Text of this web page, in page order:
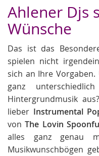
Ahlener Djs
Wünsche
Das ist das
spielen nicht
sich an Ihre
ganz
Hintergrundmusik
lieber Instrumental
vonThe Lovin
alles ganz genau
Musikwunschbögen